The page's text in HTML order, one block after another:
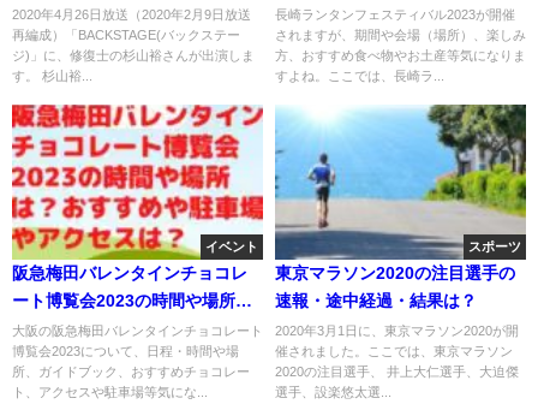
頼法は？
2020年4月26日放送（2020年2月9日放送
再編成）「BACKSTAGE(バックステー
ジ)」に、修復士の杉山裕さんが出演しま
す。 杉山裕...
物やお土産のおすすすめは？
長崎ランタンフェスティバル2023が開催
されますが、期間や会場（場所）、楽しみ
方、おすすめ食べ物やお土産等気になりま
すよね。ここでは、長崎ラ...
イベント
阪急梅田バレンタインチョコレ
ート博覧会2023の時間や場所
は？おすすめや駐車場やアクセ
スは？
大阪の阪急梅田バレンタインチョコレート
博覧会2023について、日程・時間や場
所、ガイドブック、おすすめチョコレー
ト、アクセスや駐車場等気にな...
スポーツ
東京マラソン2020の注目選手の
速報・途中経過・結果は？
2020年3月1日に、東京マラソン2020が開
催されました。ここでは、東京マラソン
2020の注目選手、 井上大仁選手、大迫傑
選手、設楽悠太選...